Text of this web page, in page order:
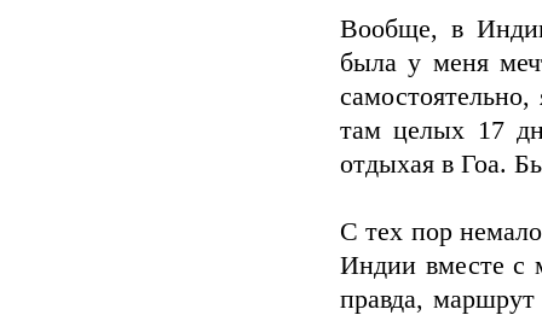
Вообще, в
была у меня
там целых 17
отдыхая в Гоа.
С тех пор
Индии вместе с
правда,